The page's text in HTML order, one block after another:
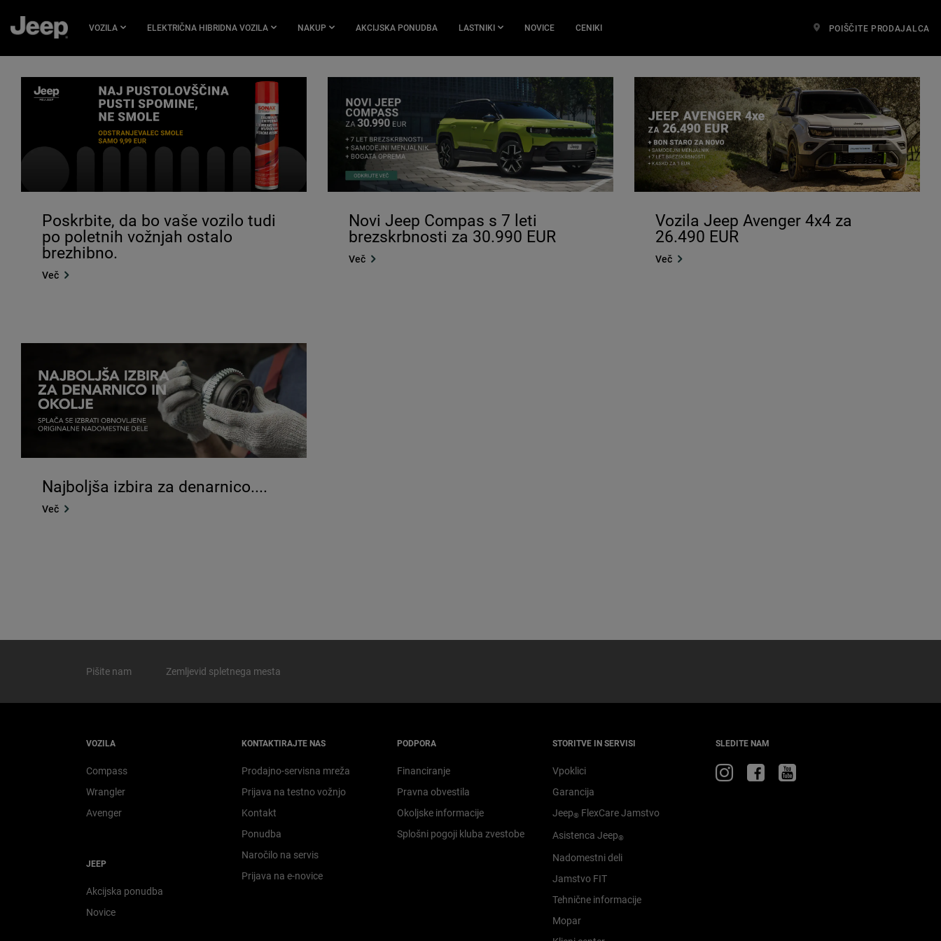
NA
GLAVNO
VOZILA ELEKTRIČNA HIBRIDNA VOZILA NAKUP AKCIJSKA PONUDBA LASTNIKI NOVICE CENIKI POIŠČITE PRODAJALCA
NAVIGATION
Poskrbite, da bo vaše vozilo tudi
po poletnih vožnjah ostalo
brezhibno.
Več
Novi Jeep Compas s 7 leti
brezskrbnosti za 30.990 EUR
Več
Vozila Jeep Avenger 4x4 za
26.490 EUR
Več
Najboljša izbira za denarnico....
Več
Pišite nam Zemljevid spletnega mesta
VOZILA
Compass
Wrangler
Avenger
JEEP
Akcijska ponudba
Novice
KONTAKTIRAJTE NAS
Prodajno-servisna mreža
Prijava na testno vožnjo
Kontakt
Ponudba
Naročilo na servis
Prijava na e-novice
PODPORA
Financiranje
Pravna obvestila
Okoljske informacije
Splošni pogoji kluba zvestobe
STORITVE IN SERVISI
Vpoklici
Garancija
Jeep® FlexCare Jamstvo
Asistenca Jeep®
Nadomestni deli
Jamstvo FIT
Tehnične informacije
Mopar
SLEDITE NAM
Obiščite
ObiščiteObiščite